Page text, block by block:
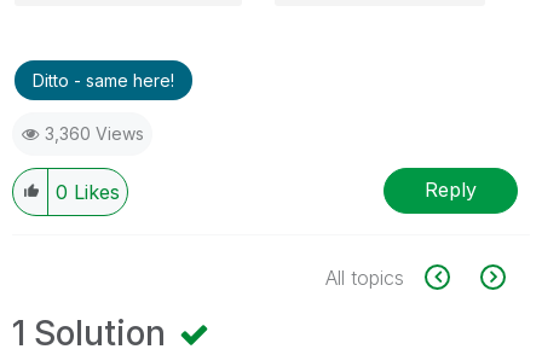
Ditto - same here!
3,360 Views
0 Likes Reply
All topics
1 Solution